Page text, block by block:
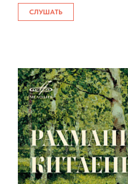
СЛУШАТЬ